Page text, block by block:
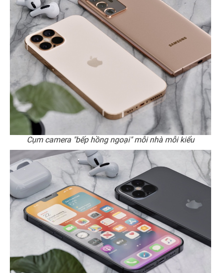
Cụm camera "bếp hồng ngoại" mỗi nhà mỗi kiểu